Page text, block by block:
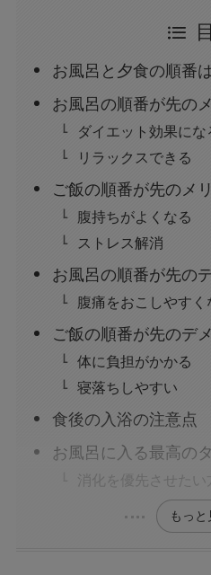
お風呂と夕食の順番
お風呂の順番が先の
ダイエット効果にな
リラックスできる
ご飯の順番が先のメ
腹持ちがよくなる
ストレス解消
お風呂の順番が先の
腹痛をおこしやすく
ご飯の順番が先のデ
体に負担がかかる
寝落ちしやすい
食後の入浴の注意点
お風呂に入る最高の
消化を優先させたい
もっと